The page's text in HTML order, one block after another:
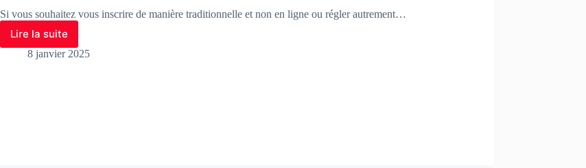
Si vous souhaitez vous inscrire de manière traditionnelle et non en ligne ou régler autrement…
Lire la suite
8 janvier 2025